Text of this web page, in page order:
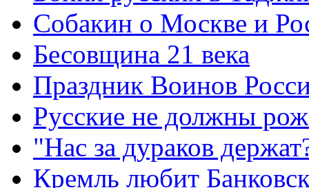
Собакин о Москве и
Бесовщина 21 века
Праздник Воинов
Русские не должны
"Нас за дураков
Кремль любит